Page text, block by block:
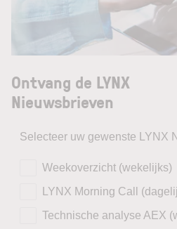
Ontvang de LYNX
Nieuwsbrieven
Selecteer uw gewenste LYNX
Weekoverzicht (wekelijks)
LYNX Morning Call
Technische analyse AEX